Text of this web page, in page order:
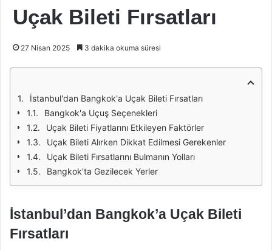
Uçak Bileti Fırsatları
27 Nisan 2025 3 dakika okuma süresi
İstanbul'dan Bangkok'a Uçak Bileti Fırsatları
Bangkok'a Uçuş Seçenekleri
Uçak Bileti Fiyatlarını Etkileyen Faktörler
Uçak Bileti Alırken Dikkat Edilmesi Gerekenler
Uçak Bileti Fırsatlarını Bulmanın Yolları
Bangkok'ta Gezilecek Yerler
İstanbul’dan Bangkok’a Uçak Bileti
Fırsatları